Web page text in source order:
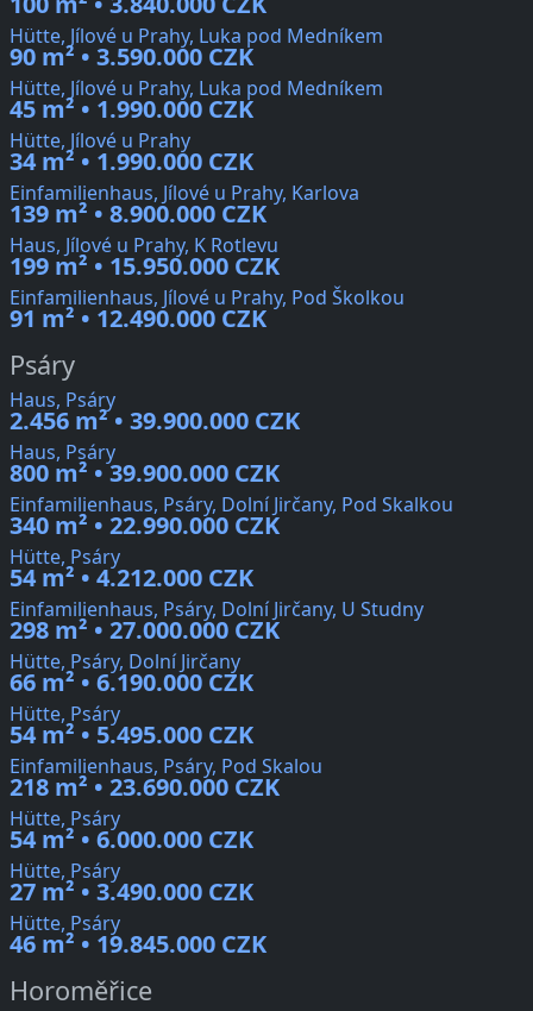
Hütte, Jílové u Prahy, Luka pod Medníkem
90 m² • 3.590.000 CZK
Hütte, Jílové u Prahy, Luka pod Medníkem
45 m² • 1.990.000 CZK
Hütte, Jílové u Prahy
34 m² • 1.990.000 CZK
Einfamilienhaus, Jílové u Prahy, Karlova
139 m² • 8.900.000 CZK
Haus, Jílové u Prahy, K Rotlevu
199 m² • 15.950.000 CZK
Einfamilienhaus, Jílové u Prahy, Pod Školkou
91 m² • 12.490.000 CZK
Psáry
Haus, Psáry
2.456 m² • 39.900.000 CZK
Haus, Psáry
800 m² • 39.900.000 CZK
Einfamilienhaus, Psáry, Dolní Jirčany, Pod Skalkou
340 m² • 22.990.000 CZK
Hütte, Psáry
54 m² • 4.212.000 CZK
Einfamilienhaus, Psáry, Dolní Jirčany, U Studny
298 m² • 27.000.000 CZK
Hütte, Psáry, Dolní Jirčany
66 m² • 6.190.000 CZK
Hütte, Psáry
54 m² • 5.495.000 CZK
Einfamilienhaus, Psáry, Pod Skalou
218 m² • 23.690.000 CZK
Hütte, Psáry
54 m² • 6.000.000 CZK
Hütte, Psáry
27 m² • 3.490.000 CZK
Hütte, Psáry
46 m² • 19.845.000 CZK
Horoměřice